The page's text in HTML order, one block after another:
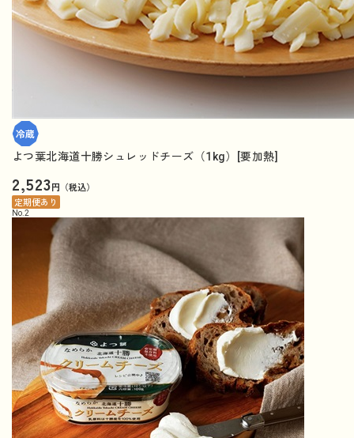
よつ葉北海道十勝シュレッドチーズ（1kg）[要加熱]
2,523円（税込）
定期便あり
No. 2